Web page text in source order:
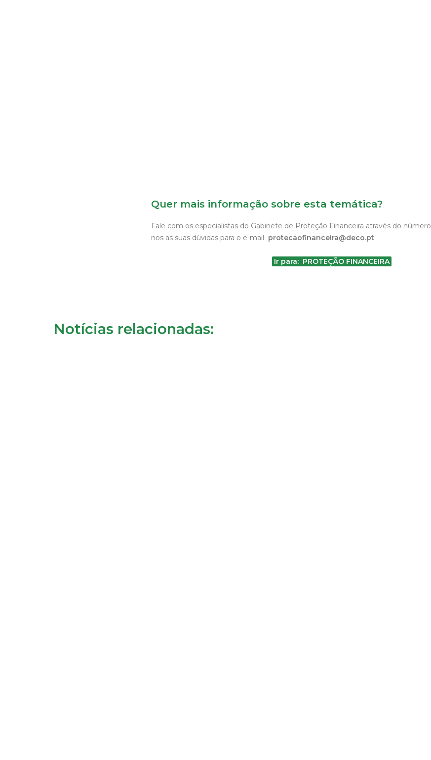
Quer mais informação sobre esta temática?
Fale com os especialistas do Gabinete de Proteção Financeira através do número
nos as suas dúvidas para o e-mail protecaofinanceira@deco.pt
Ir para: PROTEÇÃO FINANCEIRA
Notícias relacionadas: